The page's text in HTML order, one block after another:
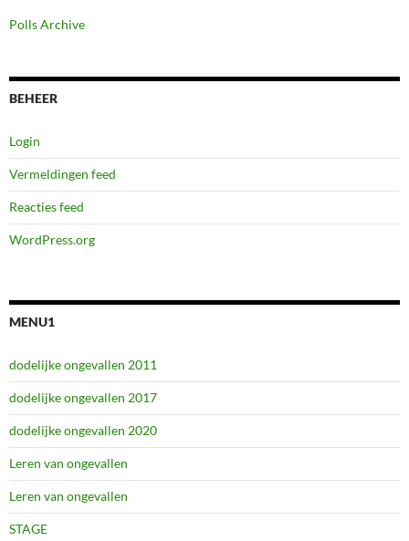
Polls Archive
BEHEER
Login
Vermeldingen feed
Reacties feed
WordPress.org
MENU1
dodelijke ongevallen 2011
dodelijke ongevallen 2017
dodelijke ongevallen 2020
Leren van ongevallen
Leren van ongevallen
STAGE